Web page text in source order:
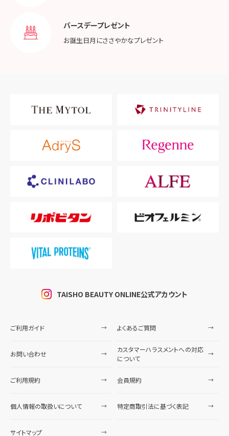
バースデープレゼント
お誕生日月にささやかなプレゼント
TAISHO BEAUTY ONLINE公式アカウント
ご利用ガイド よくあるご質問
お問い合わせ
カスタマーハラスメントへの対応
について
ご利用規約 会員規約
個人情報の取扱いについて 特定商取引法に基づく表記
サイトマップ